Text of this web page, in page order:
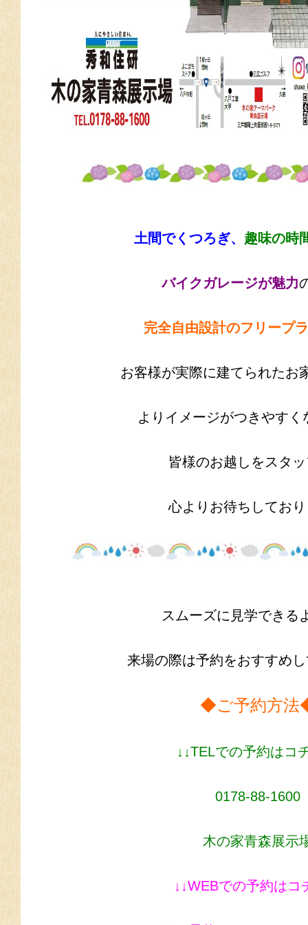
土間でくつろぎ、 趣味の時
バイクガレージが魅力
完全自由設計のフリープ
お客様が実際に建てられたお
よりイメージがつきやすく
皆様のお越しをスタ
心よりお待ちしてお
スムーズに見学できる
来場の際は予約をおすすめ
◆ご予約方
↓↓TELでの予約はコ
0178-88-1600
木の家青森展示
↓↓WEBでの予約はコ